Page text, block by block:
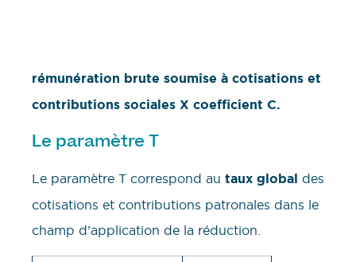
rémunération brute soumise à cotisations et
contributions sociales X coefficient C.
Le paramètre T
Le paramètre T correspond au taux global des
cotisations et contributions patronales dans le
champ d’application de la réduction.